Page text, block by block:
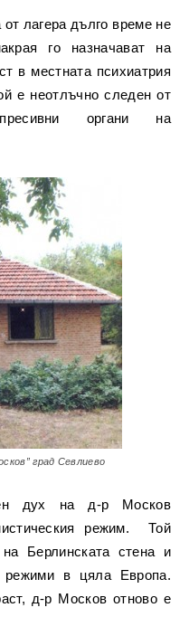
лагера дълго време не
го назначават на
в местната психиатрия
е неотлъчно следен от
органи на
град Севлиево
дух на д-р Москов
режим. Той
Берлинската стена и
режими в цяла Европа.
д-р Москов отново е